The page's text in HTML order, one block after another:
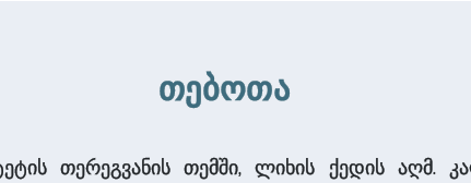
თებოთა
თერეგვანის თემში, ლიხის ქედის აღმ.